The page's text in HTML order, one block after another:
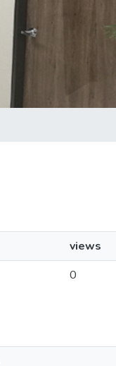
views
0